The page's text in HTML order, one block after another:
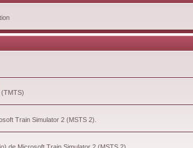
Train Simulator 2 (MSTS 2).
de Microsoft Train Simulator 2 (MSTS 2).